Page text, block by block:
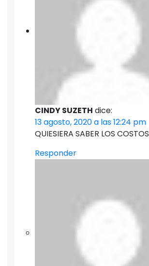
CINDY SUZETH dice:
13 agosto, 2020 a las 12:24 pm
QUIESIERA SABER LOS COSTOS
Responder